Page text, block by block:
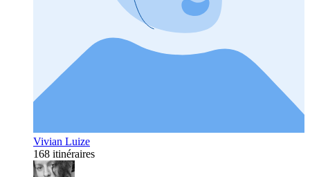
Vivian Luize
168 itinéraires